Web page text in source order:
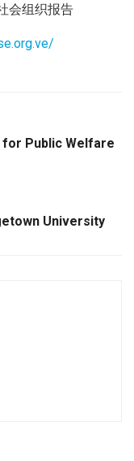
会组织报告
Public Welfare
University